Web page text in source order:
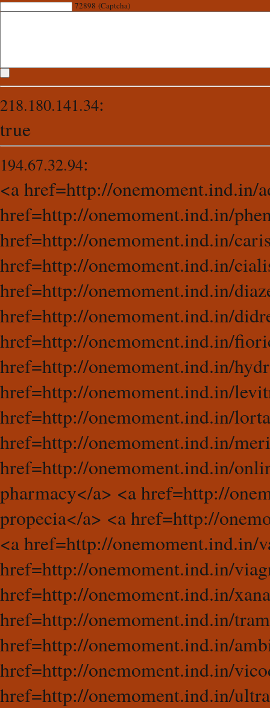
72898 (Captcha)
218.180.141.34:
true
194.67.32.94:
<a href=http://onemoment.ind.in/
href=http://onemoment.ind.in/
href=http://onemoment.ind.in/
href=http://onemoment.ind.in/
href=http://onemoment.ind.in/
href=http://onemoment.ind.in/
href=http://onemoment.ind.in/
href=http://onemoment.ind.in/
href=http://onemoment.ind.in/
href=http://onemoment.ind.in/
href=http://onemoment.ind.in/
href=http://onemoment.ind.in/
pharmacy</a> <a href=http://
propecia</a> <a href=http://
<a href=http://onemoment.ind.in/
href=http://onemoment.ind.in/
href=http://onemoment.ind.in/
href=http://onemoment.ind.in/
href=http://onemoment.ind.in/
href=http://onemoment.ind.in/
href=http://onemoment.ind.in/